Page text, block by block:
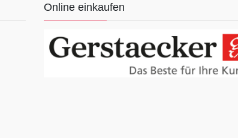
Online einkaufen